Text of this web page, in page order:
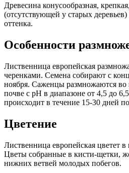
Древесина конусообразная,
(отсутствующей у старых
оттенка.
Особенности
Лиственница европейская
черенками. Семена собирают с
ноября. Саженцы размножаются
почве с рН в диапазоне от 4,5 до
происходит в течение 15-30 дней
Цветение
Лиственница европейская цветет
Цветы собранные в кисти-щетки,
нижних ветвей молодых побегов.